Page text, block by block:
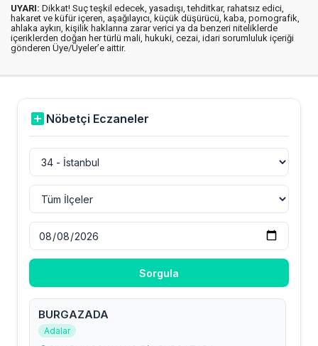
UYARI: Dikkat! Suç teşkil edecek, yasadışı, tehditkar, rahatsız edici,
hakaret ve küfür içeren, aşağılayıcı, küçük düşürücü, kaba, pornografik,
ahlaka aykırı, kişilik haklarına zarar verici ya da benzeri niteliklerde
içeriklerden doğan her türlü mali, hukuki, cezai, idari sorumluluk içeriği
gönderen Üye/Üyeler’e aittir.